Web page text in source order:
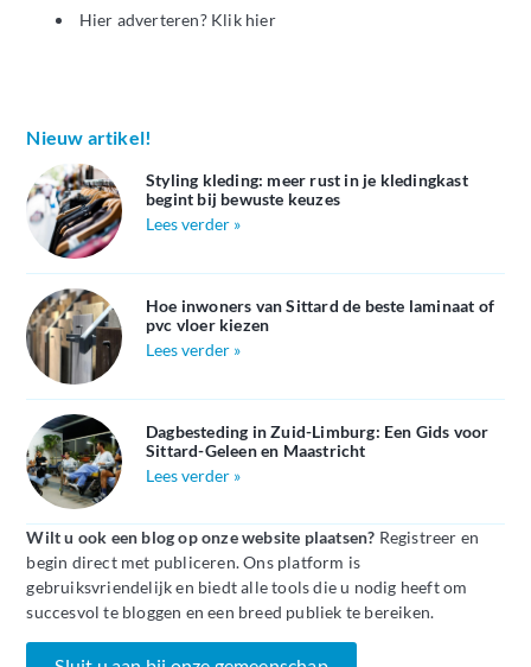
Hier adverteren? Klik hier
Nieuw artikel!
Styling kleding: meer rust in je kledingkast
begint bij bewuste keuzes
Lees verder »
Hoe inwoners van Sittard de beste laminaat of
pvc vloer kiezen
Lees verder »
Dagbesteding in Zuid-Limburg: Een Gids voor
Sittard-Geleen en Maastricht
Lees verder »
Wilt u ook een blog op onze website plaatsen? Registreer en
begin direct met publiceren. Ons platform is
gebruiksvriendelijk en biedt alle tools die u nodig heeft om
succesvol te bloggen en een breed publiek te bereiken.